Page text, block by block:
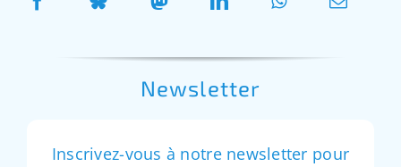
Newsletter
Inscrivez-vous à notre newsletter pour